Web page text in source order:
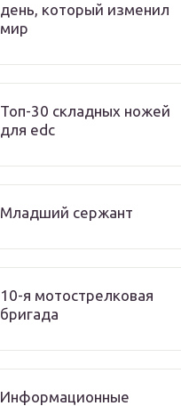
день, который изменил
мир
Топ-30 складных ножей
для edc
Младший сержант
10-я мотострелковая
бригада
Информационные